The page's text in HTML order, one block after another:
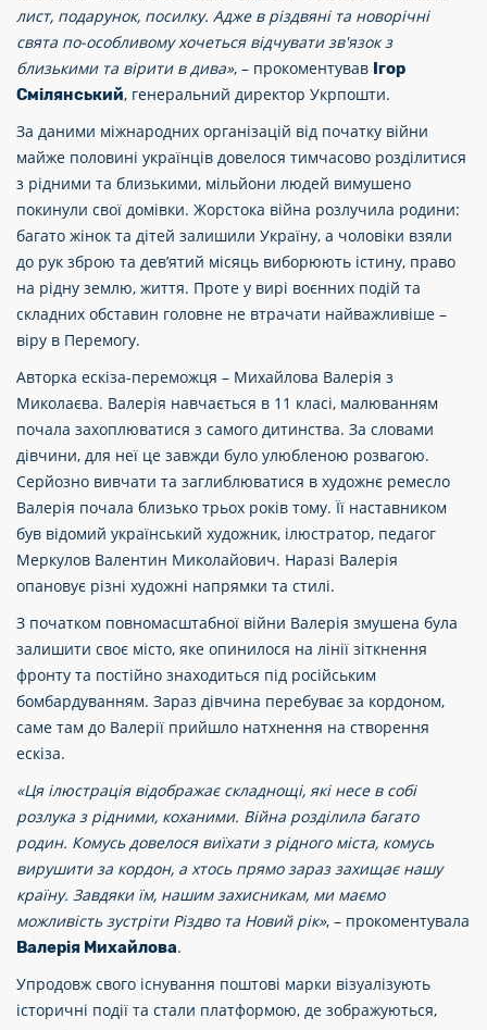
лист, подарунок, посилку. Адже в різдвяні та новорічні
свята по-особливому хочеться відчувати зв'язок з
близькими та вірити в дива», – прокоментував Ігор
Смілянський, генеральний директор Укрпошти.
За даними міжнародних організацій від початку війни
майже половині українців довелося тимчасово розділитися
з рідними та близькими, мільйони людей вимушено
покинули свої домівки. Жорстока війна розлучила родини:
багато жінок та дітей залишили Україну, а чоловіки взяли
до рук зброю та дев’ятий місяць виборюють істину, право
на рідну землю, життя. Проте у вирі воєнних подій та
складних обставин головне не втрачати найважливіше –
віру в Перемогу.
Авторка ескіза-переможця – Михайлова Валерія з
Миколаєва. Валерія навчається в 11 класі, малюванням
почала захоплюватися з самого дитинства. За словами
дівчини, для неї це завжди було улюбленою розвагою.
Серйозно вивчати та заглиблюватися в художнє ремесло
Валерія почала близько трьох років тому. Її наставником
був відомий український художник, ілюстратор, педагог
Меркулов Валентин Миколайович. Наразі Валерія
опановує різні художні напрямки та стилі.
З початком повномасштабної війни Валерія змушена була
залишити своє місто, яке опинилося на лінії зіткнення
фронту та постійно знаходиться під російським
бомбардуванням. Зараз дівчина перебуває за кордоном,
саме там до Валерії прийшло натхнення на створення
ескіза.
«Ця ілюстрація відображає складнощі, які несе в собі
розлука з рідними, коханими. Війна розділила багато
родин. Комусь довелося виїхати з рідного міста, комусь
вирушити за кордон, а хтось прямо зараз захищає нашу
країну. Завдяки їм, нашим захисникам, ми маємо
можливість зустріти Різдво та Новий рік», – прокоментувала
Валерія Михайлова.
Упродовж свого існування поштові марки візуалізують
історичні події та стали платформою, де зображуються,